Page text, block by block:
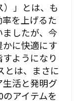
）」とは、も
を上げるた
したが、今
に快適にす
ようになり
は、まさに
活と発明グ
アイテムを